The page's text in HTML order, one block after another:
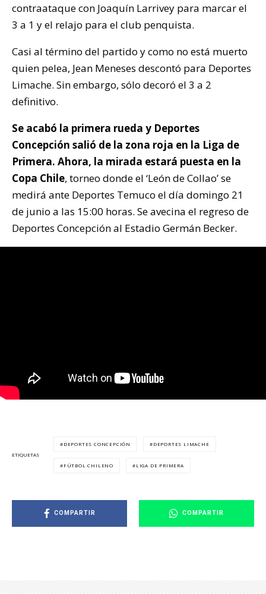
contraataque con Joaquín Larrivey para marcar el
3 a 1 y el relajo para el club penquista.
Casi al término del partido y como no está muerto
quien pelea, Jean Meneses descontó para Deportes
Limache. Sin embargo, sólo decoró el 3 a 2
definitivo.
Se acabó la primera rueda y Deportes
Concepción salió de la zona roja en la Liga de
Primera. Ahora, la mirada estará puesta en la
Copa Chile, torneo donde el ‘León de Collao’ se
medirá ante Deportes Temuco el día domingo 21
de junio a las 15:00 horas. Se avecina el regreso de
Deportes Concepción al Estadio Germán Becker.
ETIQUETAS
DEPORTES CONCEPCIÓN DEPORTES LIMACHE
FÚTBOL CHILENO LIGA DE PRIMERA
COMPARTIR COMPARTIR